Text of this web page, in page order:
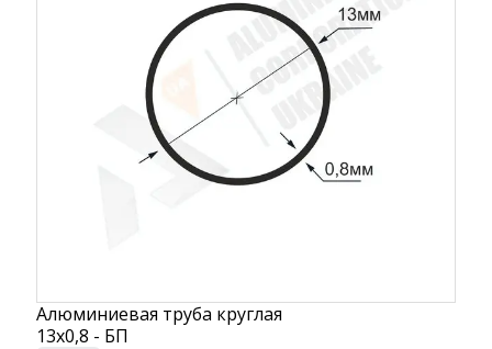
Алюминиевая труба круглая
13х0,8 - БП